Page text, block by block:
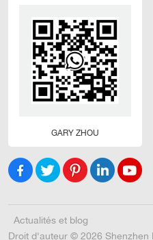
GARY ZHOU
Actualités et blog
Droit d'auteur © 2026